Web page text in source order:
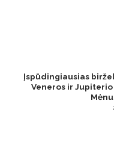
Įspūdingiausias
Veneros ir